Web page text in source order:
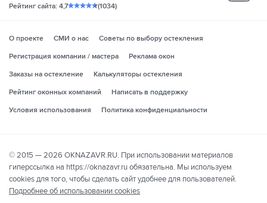
Рейтинг сайта: 4,7 (1034)
О проекте СМИ о нас
Советы по выбору остекления
Регистрация компании / мастера
Реклама окон
Заказы на остекление
Калькуляторы остекления
Рейтинг оконных компаний
Написать в поддержку
Условия использования
Политика конфиденциальности
© 2015 — 2026 OKNAZAVR.RU. При использовании материалов
гиперссылка на https://oknazavr.ru обязательна. Мы используем
cookies для того, чтобы сделать сайт удобнее для пользователей.
Подробнее об использовании cookies